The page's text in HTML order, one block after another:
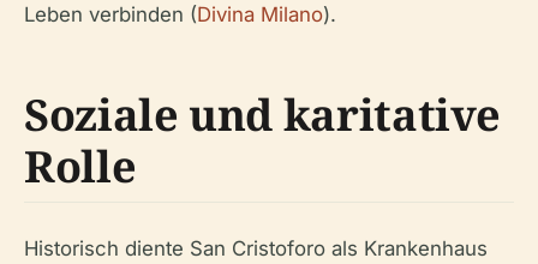
Leben verbinden (Divina Milano).
Soziale und karitative
Rolle
Historisch diente San Cristoforo als Krankenhaus